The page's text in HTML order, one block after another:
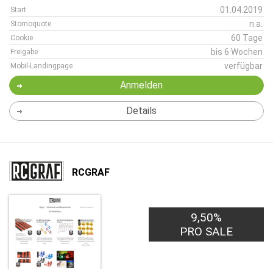
Start 01.04.2019
Stornoquote n.a.
Cookie 60 Tage
Freigabe bis 6 Wochen
Mobil-Landingpage verfügbar
Anmelden
Details
RCGRAF
9,50%
PRO SALE